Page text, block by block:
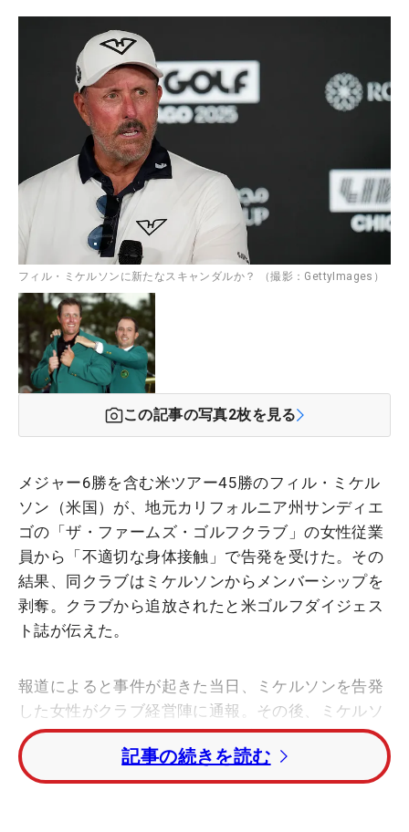
フィル・ミケルソンに新たなスキャンダルか？ （撮影：GettyImages）
この記事の写真2枚を見る
メジャー6勝を含む米ツアー45勝のフィル・ミケル
ソン（米国）が、地元カリフォルニア州サンディエ
ゴの「ザ・ファームズ・ゴルフクラブ」の女性従業
員から「不適切な身体接触」で告発を受けた。その
結果、同クラブはミケルソンからメンバーシップを
剥奪。クラブから追放されたと米ゴルフダイジェス
ト誌が伝えた。
報道によると事件が起きた当日、ミケルソンを告発
した女性がクラブ経営陣に通報。その後、ミケルソ
ンはゴルフコース内で女性から詰め寄られ、ラウン
ド途中にコースから退去するように求められたとい
う。「ザ・ファームズ・ゴルフクラブ」 はゴルフ
記事の続きを読む